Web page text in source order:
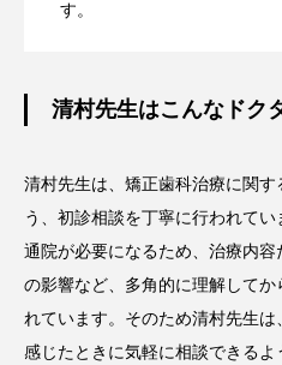
す。
清村先生はこんなドク
清村先生は、矯正歯科治療に関す
う、初診相談を丁寧に行われて
通院が必要になるため、治療内
の影響など、多角的に理解して
れています。そのため清村先生
感じたときに気軽に相談できる